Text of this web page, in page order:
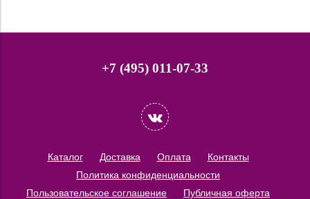
+7 (495) 011-07-33
Каталог Доставка Оплата
Контакты
Политика конфиденциальности
Пользовательское соглашение
Публичная оферта